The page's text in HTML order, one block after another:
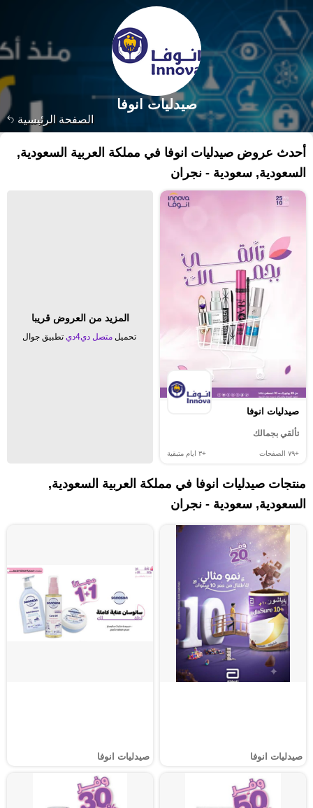
الصفحة الرئيسية
صيدليات انوفا
أحدث عروض صيدليات انوفا في مملكة العربية السعودية,
السعودية, سعودية - نجران
صيدليات انوفا
تألقي بجمالك
+٧٩ الصفحات +٣ ايام متبقية
المزيد من العروض قريبا
تحميل متصل دي4دي تطبيق جوال
منتجات صيدليات انوفا في مملكة العربية السعودية,
السعودية, سعودية - نجران
صيدليات انوفا صيدليات انوفا